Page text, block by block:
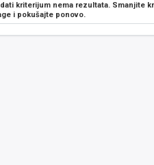
kriterijum nema rezultata. Smanjite
i pokušajte ponovo.